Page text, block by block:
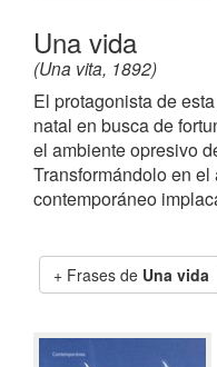
Una vida
(Una vita, 1892)
El protagonista de
natal en busca de
el ambiente opresivo
Transformándolo en
contemporáneo
Frases de Una vida